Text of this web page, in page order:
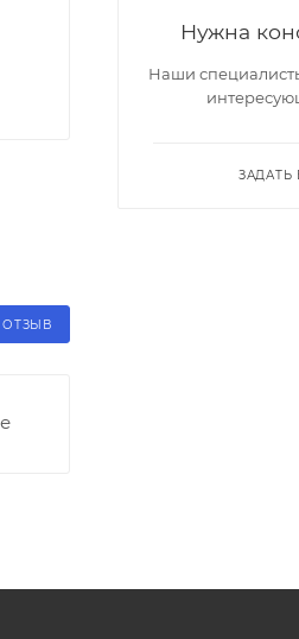
ОТЗЫВ
Нужна
Наши
ЗАДАТЬ